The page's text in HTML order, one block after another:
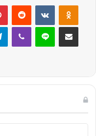
PinterestReddit VKontakte
TelegramViber Line E-Posta ile